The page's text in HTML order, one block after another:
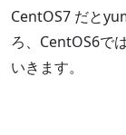
CentOS7 だと
ろ、CentOS6で
いきます。